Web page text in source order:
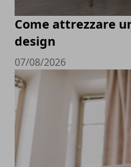
Come attrezzare
design
07/08/2026